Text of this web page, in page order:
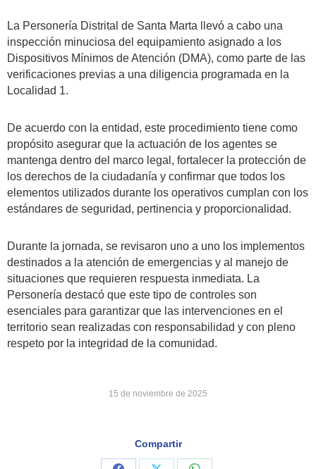
La Personería Distrital de Santa Marta llevó a cabo una
inspección minuciosa del equipamiento asignado a los
Dispositivos Mínimos de Atención (DMA), como parte de las
verificaciones previas a una diligencia programada en la
Localidad 1.
De acuerdo con la entidad, este procedimiento tiene como
propósito asegurar que la actuación de los agentes se
mantenga dentro del marco legal, fortalecer la protección de
los derechos de la ciudadanía y confirmar que todos los
elementos utilizados durante los operativos cumplan con los
estándares de seguridad, pertinencia y proporcionalidad.
Durante la jornada, se revisaron uno a uno los implementos
destinados a la atención de emergencias y al manejo de
situaciones que requieren respuesta inmediata. La
Personería destacó que este tipo de controles son
esenciales para garantizar que las intervenciones en el
territorio sean realizadas con responsabilidad y con pleno
respeto por la integridad de la comunidad.
15 de noviembre de 2025
Compartir